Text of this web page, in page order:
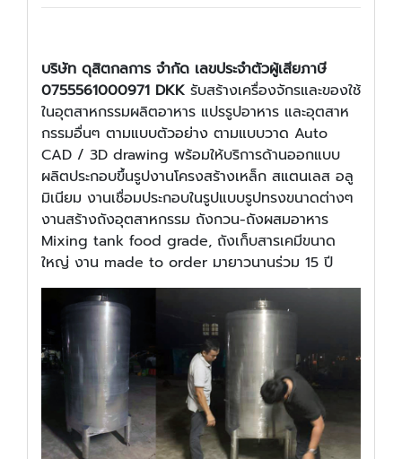
บริษัท ดุสิตกลการ จำกัด เลขประจำตัวผู้เสียภาษี
0755561000971 DKK รับสร้างเครื่องจักรและของใช้
ในอุตสาหกรรมผลิตอาหาร แปรรูปอาหาร และอุตสาห
กรรมอื่นๆ ตามแบบตัวอย่าง ตามแบบวาด Auto
CAD / 3D drawing พร้อมให้บริการด้านออกแบบ
ผลิตประกอบขึ้นรูปงานโครงสร้างเหล็ก สแตนเลส อลู
มิเนียม งานเชื่อมประกอบในรูปแบบรูปทรงขนาดต่างๆ
งานสร้างถังอุตสาหกรรม ถังกวน-ถังผสมอาหาร
Mixing tank food grade, ถังเก็บสารเคมีขนาด
ใหญ่ งาน made to order มายาวนานร่วม 15 ปี